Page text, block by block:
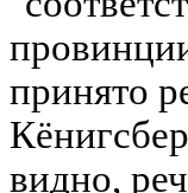
принято
видно,